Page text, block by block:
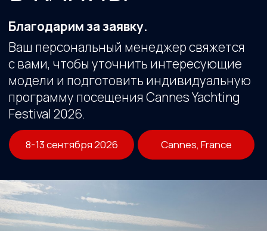
8-13 сентября 2026 Cannes, France
Festival 2026.